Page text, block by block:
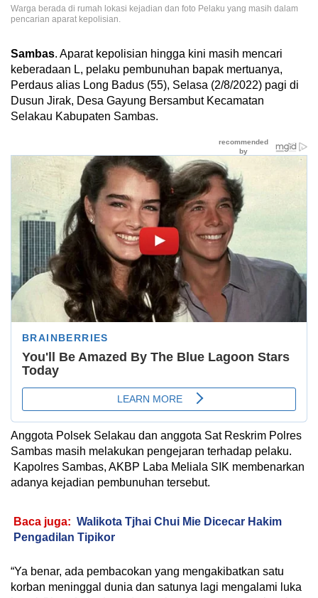
Warga berada di rumah lokasi kejadian dan foto Pelaku yang masih dalam
pencarian aparat kepolisian.
Sambas. Aparat kepolisian hingga kini masih mencari
keberadaan L, pelaku pembunuhan bapak mertuanya,
Perdaus alias Long Badus (55), Selasa (2/8/2022) pagi di
Dusun Jirak, Desa Gayung Bersambut Kecamatan
Selakau Kabupaten Sambas.
Anggota Polsek Selakau dan anggota Sat Reskrim Polres
Sambas masih melakukan pengejaran terhadap pelaku.
Kapolres Sambas, AKBP Laba Meliala SIK membenarkan
adanya kejadian pembunuhan tersebut.
Baca juga: Walikota Tjhai Chui Mie Dicecar Hakim
Pengadilan Tipikor
“Ya benar, ada pembacokan yang mengakibatkan satu
korban meninggal dunia dan satunya lagi mengalami luka